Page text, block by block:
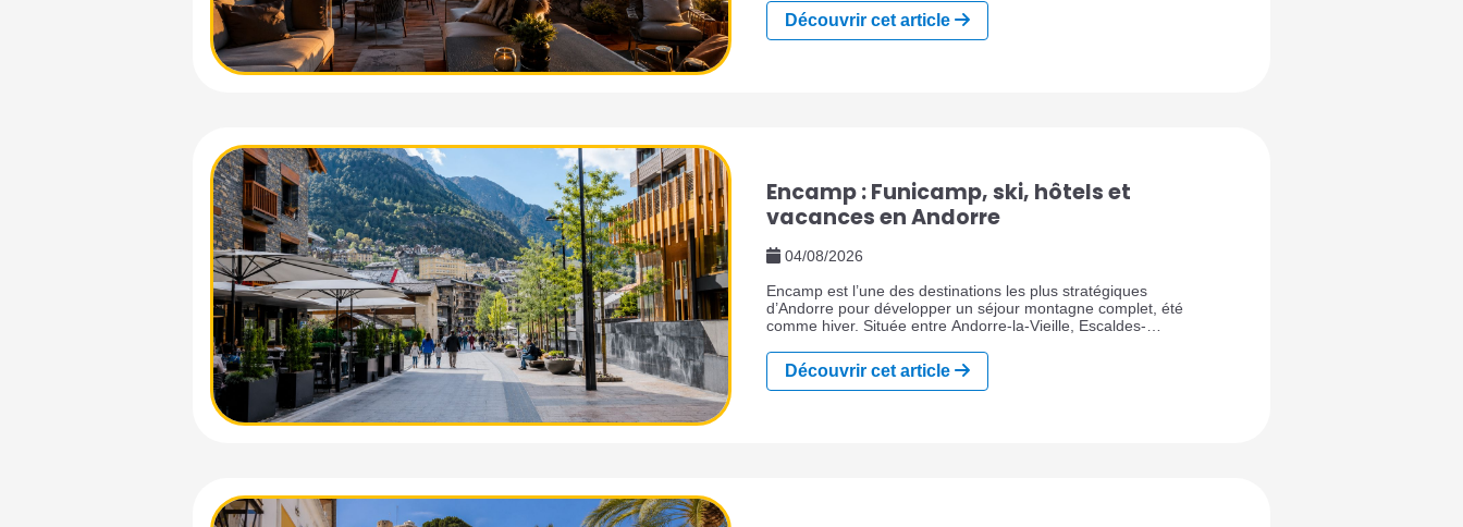
les voyageurs qui recherchent un séjour ski confortable, une
ambiance montagne plus élégante, des hôtels bien placés, des
restaurants, des paysages spectaculaires et un accès privilégié
Découvrir cet article
Encamp : Funicamp, ski, hôtels et
vacances en Andorre
04/08/2026
Encamp est l’une des destinations les plus stratégiques
d’Andorre pour développer un séjour montagne complet, été
comme hiver. Située entre Andorre-la-Vieille, Escaldes-
montagne offre un excellent équilibre entre accès au ski, nature,
patrimoine, restaurants, calme, services et proximité de la
capitale.
Découvrir cet article